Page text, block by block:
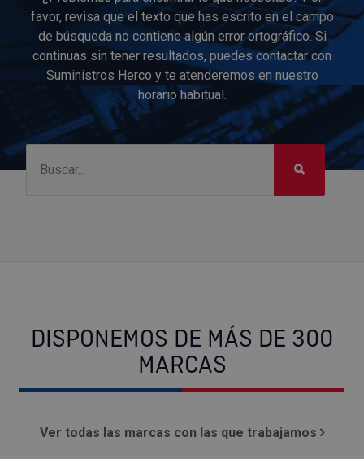
favor, revisa que el texto que has escrito en el campo
de búsqueda no contiene algún error ortográfico. Si
continuas sin tener resultados, puedes contactar con
Suministros Herco y te atenderemos en nuestro
horario habitual.
DISPONEMOS DE MÁS DE 300
MARCAS
Ver todas las marcas con las que trabajamos